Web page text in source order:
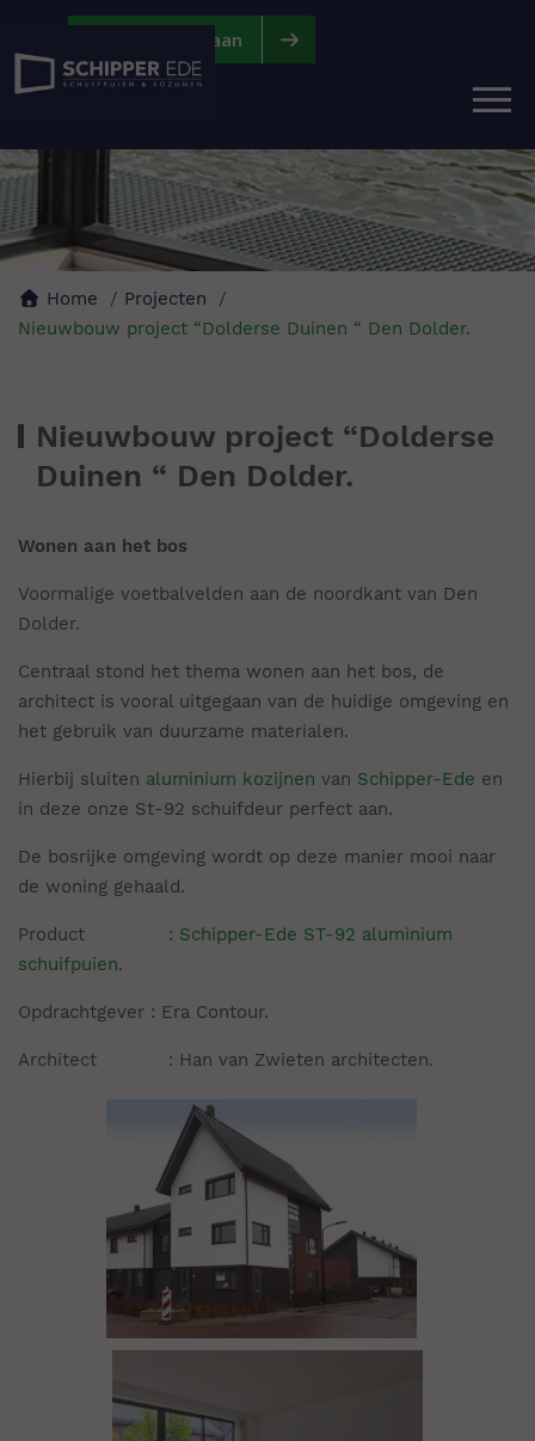
Vraag offerte aan
Home
Projecten
Nieuwbouw project “Dolderse Duinen “ Den Dolder.
Nieuwbouw project “Dolderse
Duinen “ Den Dolder.
Wonen aan het bos
Voormalige voetbalvelden aan de noordkant van Den
Dolder.
Centraal stond het thema wonen aan het bos, de
architect is vooral uitgegaan van de huidige omgeving en
het gebruik van duurzame materialen.
Hierbij sluiten aluminium kozijnen van Schipper-Ede en
in deze onze St-92 schuifdeur perfect aan.
De bosrijke omgeving wordt op deze manier mooi naar
de woning gehaald.
Product : Schipper-Ede ST-92 aluminium
schuifpuien.
Opdrachtgever : Era Contour.
Architect : Han van Zwieten architecten.